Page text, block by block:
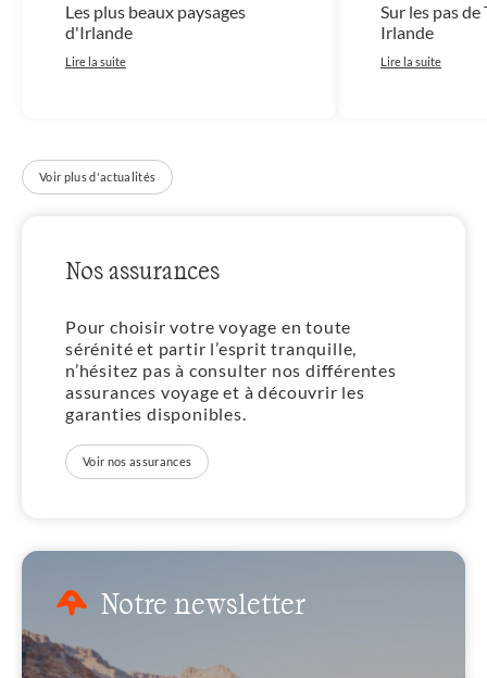
Les plus beaux paysages
d'Irlande
Lire la suite
Sur les pas
Irlande
Lire la suite
Voir plus d'actualités
Nos assurances
Pour choisir votre voyage en toute
sérénité et partir l’esprit tranquille,
n’hésitez pas à consulter nos différentes
assurances voyage et à découvrir les
garanties disponibles.
Voir nos assurances
Notre newsletter